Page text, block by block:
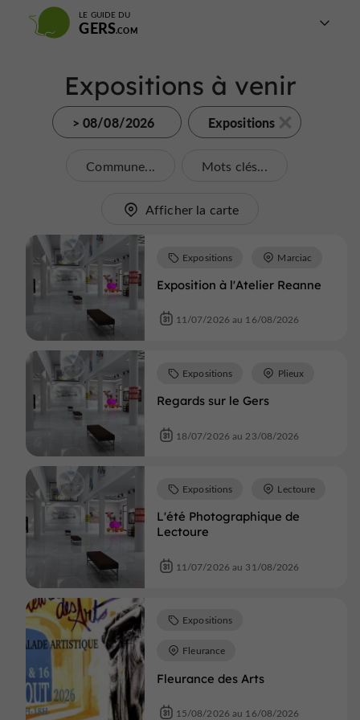
LE GUIDE DU
GERS
Expositions à venir
> 08/08/2026 Expositions
Commune... Mots clés...
Afficher la carte
Exposition à l'Atelier Reanne
Expositions Marciac
11/07/2026 au 16/08/2026
Regards sur le Gers
Expositions Plieux
18/07/2026 au 23/08/2026
L'été Photographique de
Lectoure
Expositions Lectoure
11/07/2026 au 31/08/2026
Fleurance des Arts
Expositions
Fleurance
15/08/2026 au 16/08/2026